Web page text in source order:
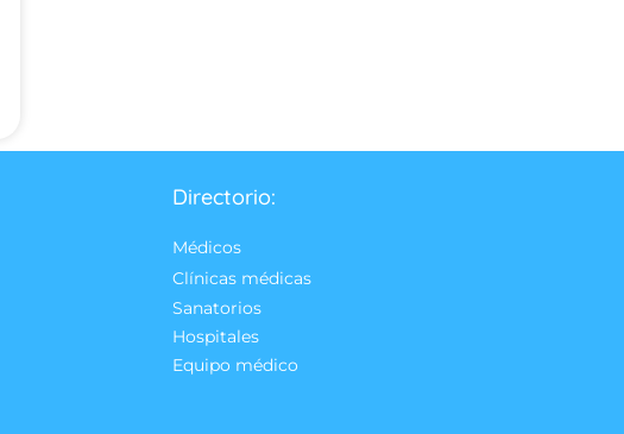
Directorio:
Médicos
Clínicas médicas
Sanatorios
Hospitales
Equipo médico